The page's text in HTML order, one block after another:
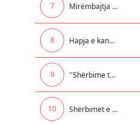
7 Mirëmbajtja dhe servisimi i sistemit te ngrohjes qendrore për GJ.TH. Mitrovicë me degët e saj në Rexhionin e Mitrovices !
8 Hapja e kanaleve per kullimin e tokave bujqesore ne fshatrat Komogllave, Pojate dhe Surqine
9 ''Shërbime të ndryshme për seminare kongrese trajnime dhe udhëtime brenda dhe jashtë vendit për nevojat e UP-së ''
10 Shërbimet e transportit të automjeteve, pajisjeve, mallrave dhe makinerisë së sekuestruar dhe të Konfiskua